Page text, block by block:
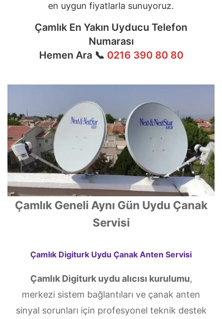
en uygun fiyatlarla sunuyoruz.
Çamlık En Yakın Uyducu Telefon
Numarası
Hemen Ara 📞 0216 390 80 80
Çamlık Geneli Aynı Gün Uydu Çanak
Servisi
Çamlık Digiturk Uydu Çanak Anten Servisi
Çamlık Digiturk uydu alıcısı kurulumu,
merkezi sistem bağlantıları ve çanak anten
sinyal sorunları için profesyonel teknik destek